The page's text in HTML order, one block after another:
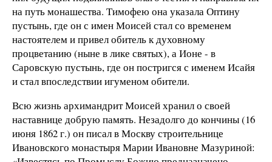
на путь монашества. Тимофею она указала Оптину
пустынь, где он с имен Моисей стал со временем
настоятелем и привел обитель к духовному
процветанию (ныне в лике святых), а Ионе - в
Саровскую пустынь, где он постригся с именем Исайя
и стал впоследствии игуменом обители.
Всю жизнь архимандрит Моисей хранил о своей
наставнице добрую память. Незадолго до кончины (16
июня 1862 г.) он писал в Москву строительнице
Ивановского монастыря Марии Ивановне Мазуриной: